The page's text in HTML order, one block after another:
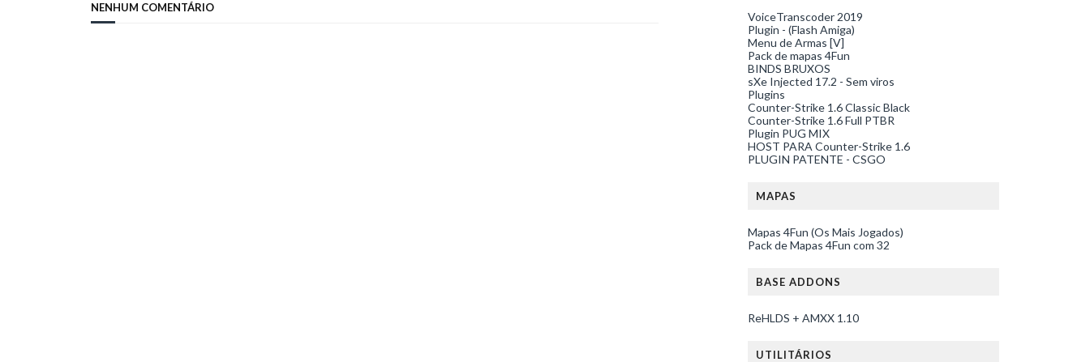
NENHUM COMENTÁRIO
VoiceTranscoder 2019
Plugin - (Flash Amiga)
Menu de Armas [V]
Pack de mapas 4Fun
BINDS BRUXOS
sXe Injected 17.2 - Sem viros
Plugins
Counter-Strike 1.6 Classic Black
Counter-Strike 1.6 Full PTBR
Plugin PUG MIX
HOST PARA Counter-Strike 1.6
PLUGIN PATENTE - CSGO
MAPAS
Mapas 4Fun (Os Mais Jogados)
Pack de Mapas 4Fun com 32
BASE ADDONS
ReHLDS + AMXX 1.10
UTILITÁRIOS